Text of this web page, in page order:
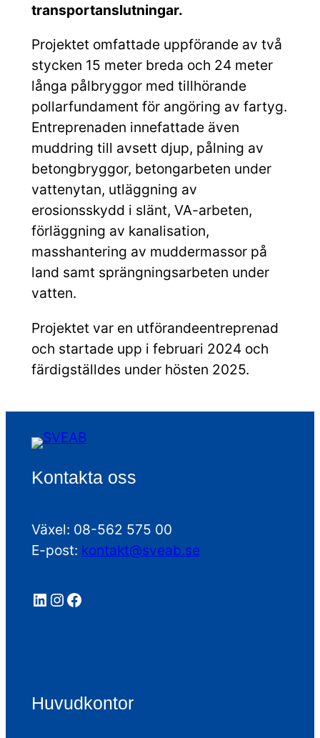
transportanslutningar.
Projektet omfattade uppförande av två
stycken 15 meter breda och 24 meter
långa pålbryggor med tillhörande
pollarfundament för angöring av fartyg.
Entreprenaden innefattade även
muddring till avsett djup, pålning av
betongbryggor, betongarbeten under
vattenytan, utläggning av
erosionsskydd i slänt, VA-arbeten,
förläggning av kanalisation,
masshantering av muddermassor på
land samt sprängningsarbeten under
vatten.
Projektet var en utförandeentreprenad
och startade upp i februari 2024 och
färdigställdes under hösten 2025.
Kontakta oss
Växel: 08-562 575 00
E-post: kontakt@sveab.se
LinkedIn Instagram Facebook
Huvudkontor